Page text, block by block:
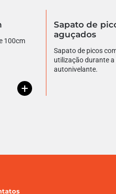
100cm
+
Sapato de
aguçados
Sapato de picos
utilização durante a
autonivelante.